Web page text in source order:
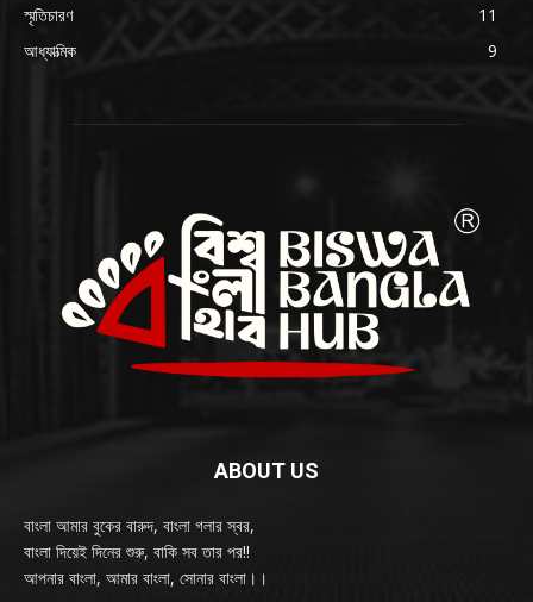
স্মৃতিচারণ
11
আধ্যাত্মিক
9
ABOUT US
বাংলা আমার বুকের বারুদ, বাংলা গলার স্বর,
বাংলা দিয়েই দিনের শুরু, বাকি সব তার পর!!
আপনার বাংলা, আমার বাংলা, সোনার বাংলা।।